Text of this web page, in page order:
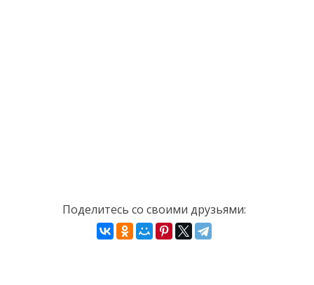
Поделитесь со своими друзьями: